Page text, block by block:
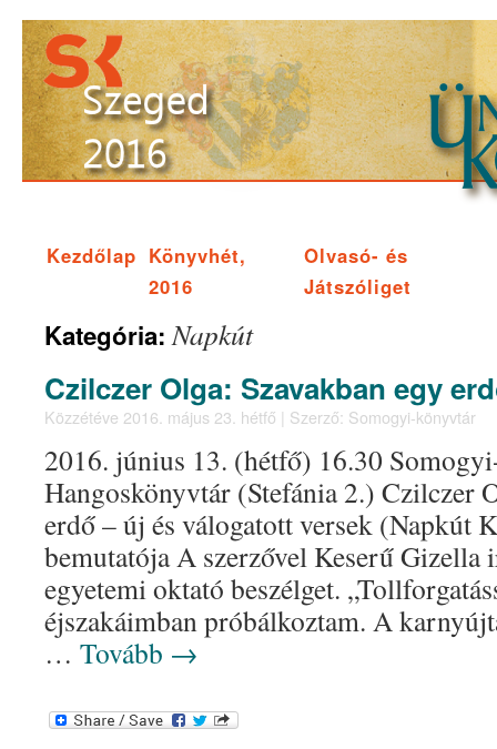
Kezdőlap Könyvhét,
2016
Olvasó- és
Játszóliget
Kategória:Napkút
Czilczer Olga: Szavakban egy
Közzétéve 2016. május 23. hétfő | Szerző: Somogyi-könyvtár
2016. június 13. (hétfő) 16.30
Hangoskönyvtár (Stefánia 2.) Czilczer
erdő – új és válogatott versek (Napkút
bemutatója A szerzővel Keserű Gizella
egyetemi oktató beszélget.
éjszakáimban próbálkoztam. A
… Tovább →